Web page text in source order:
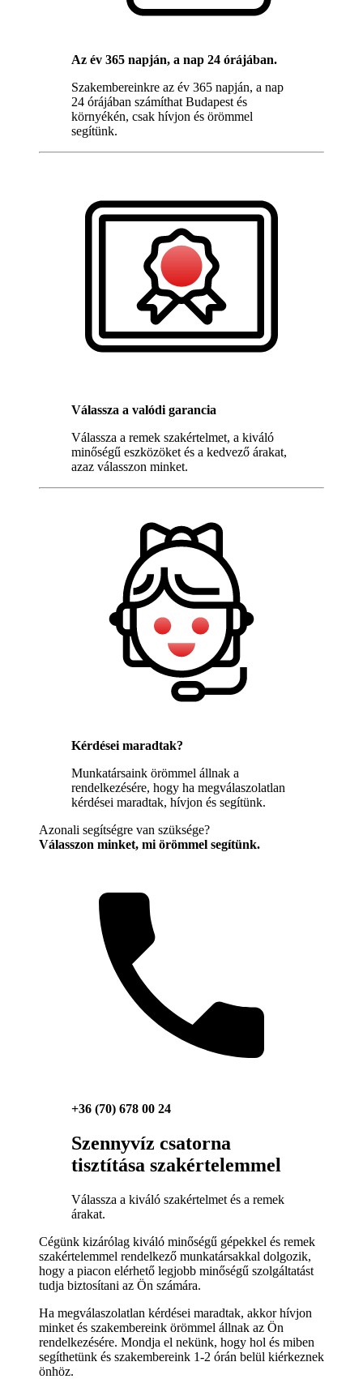
Az év 365 napján, a nap 24 órájában.
Szakembereinkre az év 365 napján, a nap
24 órájában számíthat Budapest és
környékén, csak hívjon és örömmel
segítünk.
Válassza a valódi garancia
Válassza a remek szakértelmet, a kiváló
minőségű eszközöket és a kedvező árakat,
azaz válasszon minket.
Kérdései maradtak?
Munkatársaink örömmel állnak a
rendelkezésére, hogy ha megválaszolatlan
kérdései maradtak, hívjon és segítünk.
Azonali segítségre van szüksége?
Válasszon minket, mi örömmel segítünk.
+36 (70) 678 00 24
Szennyvíz csatorna
tisztítása szakértelemmel
Válassza a kiváló szakértelmet és a remek
árakat.
Cégünk kizárólag kiváló minőségű gépekkel és remek
szakértelemmel rendelkező munkatársakkal dolgozik,
hogy a piacon elérhető legjobb minőségű szolgáltatást
tudja biztosítani az Ön számára.
Ha megválaszolatlan kérdései maradtak, akkor hívjon
minket és szakembereink örömmel állnak az Ön
rendelkezésére. Mondja el nekünk, hogy hol és miben
segíthetünk és szakembereink 1-2 órán belül kiérkeznek
önhöz.